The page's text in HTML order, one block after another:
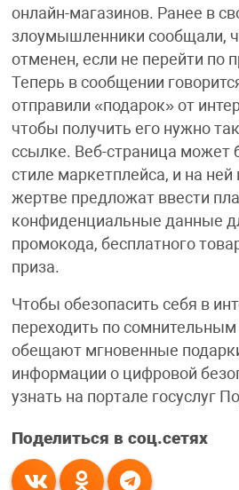
онлайн-магазинов. Ранее в
злоумышленники сообщали,
отменен, если не перейти по
Теперь в сообщении
отправили «подарок» от
чтобы получить его нужно
ссылке. Веб-страница может
стиле маркетплейса, и на ней
жертве предложат ввести
конфиденциальные данные
промокода, бесплатного
приза.
Чтобы обезопасить себя в
переходить по
обещают мгновенные
информации о цифровой
узнать на портале госуслуг
Поделиться в соц.сетях